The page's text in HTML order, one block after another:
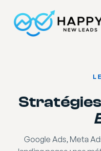
Google Ads, Meta